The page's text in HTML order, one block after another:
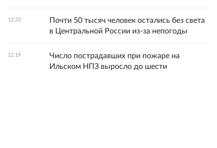
12:22
Почти 50 тысяч человек остались без света
в Центральной России из-за непогоды
12:19
Число пострадавших при пожаре на
Ильском НПЗ выросло до шести